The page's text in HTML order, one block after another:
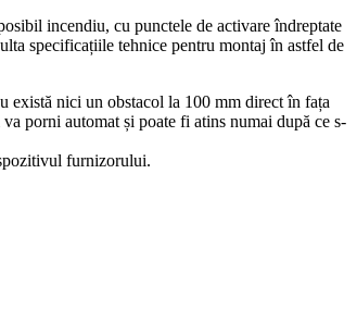
incendiu, cu punctele de activare îndreptate
specificațiile tehnice pentru montaj în astfel de
există nici un obstacol la 100 mm direct în fața
porni automat și poate fi atins numai după ce s-
furnizorului.